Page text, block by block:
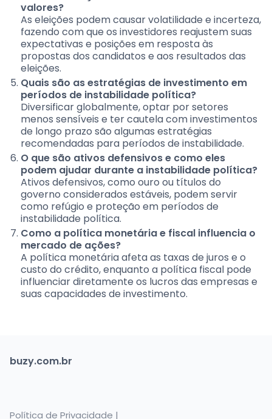
valores?
As eleições podem causar volatilidade e incerteza,
fazendo com que os investidores reajustem suas
expectativas e posições em resposta às
propostas dos candidatos e aos resultados das
eleições.
Quais são as estratégias de investimento em
períodos de instabilidade política?
Diversificar globalmente, optar por setores
menos sensíveis e ter cautela com investimentos
de longo prazo são algumas estratégias
recomendadas para períodos de instabilidade.
O que são ativos defensivos e como eles
podem ajudar durante a instabilidade política?
Ativos defensivos, como ouro ou títulos do
governo considerados estáveis, podem servir
como refúgio e proteção em períodos de
instabilidade política.
Como a política monetária e fiscal influencia o
mercado de ações?
A política monetária afeta as taxas de juros e o
custo do crédito, enquanto a política fiscal pode
influenciar diretamente os lucros das empresas e
suas capacidades de investimento.
buzy.com.br
Política de Privacidade |